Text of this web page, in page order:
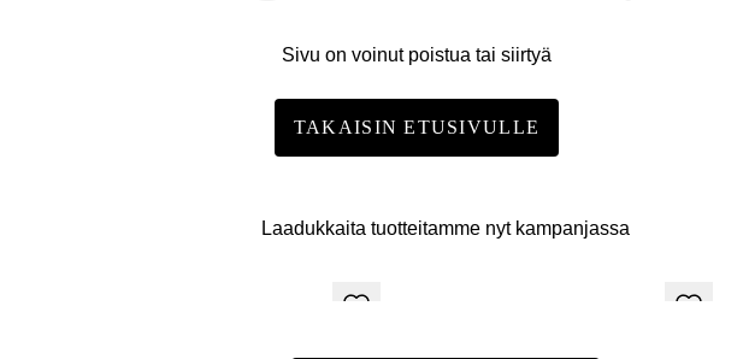
Sivu on voinut poistua tai siirtyä
TAKAISIN ETUSIVULLE
Laadukkaita tuotteitamme nyt kampanjassa